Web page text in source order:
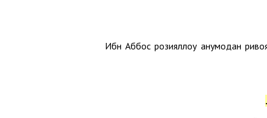
Ибн Аббос розияллоҳу анҳумодан